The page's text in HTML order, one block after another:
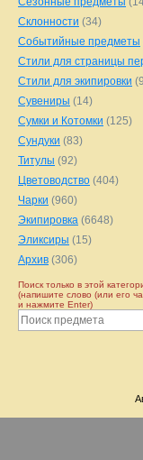
Склонности (34)
Событийные предметы
Стили для страницы
Стили для экипировки
Сувениры (14)
Сумки и Котомки (125)
Сундуки (83)
Титулы (92)
Цветоводство (404)
Чарки (960)
Экипировка (6648)
Эликсиры (15)
Архив (306)
Поиск только в этой
(напишите слово (или его
и нажмите Enter)